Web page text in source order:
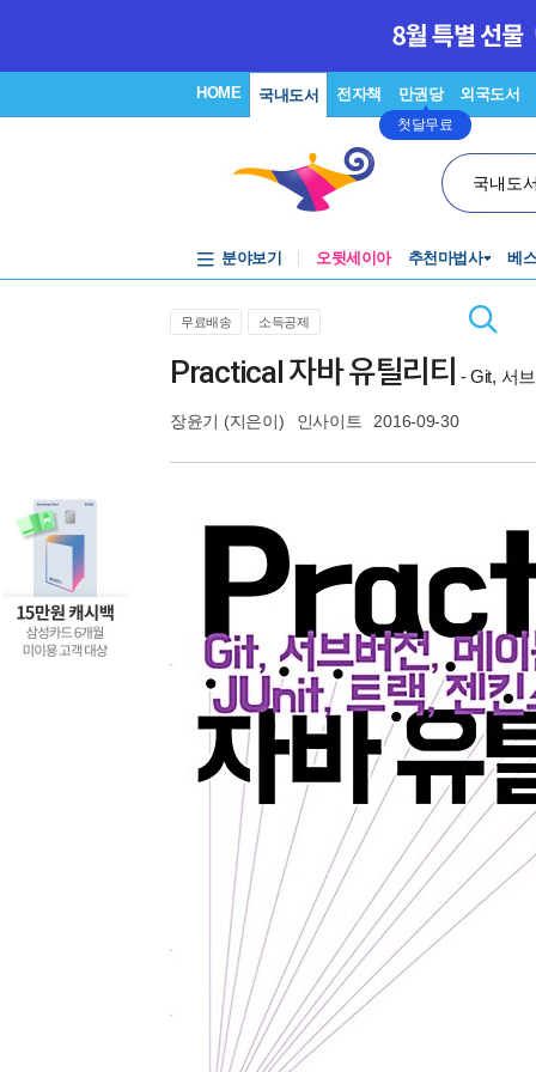
HOME 국내도서 전자책 만권당
첫달무료
외국도서
국내도
분야보기 오뒷세이아 추천마법사 베
무료배송 소득공제
Practical 자바 유틸리티 - Git, 서
장윤기 (지은이) 인사이트 2016-09-30